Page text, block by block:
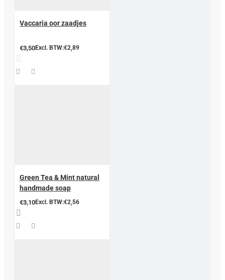
Vaccaria oor zaadjes
€3,50Excl. BTW:€2,89
Green Tea & Mint natural
handmade soap
€3,10Excl. BTW:€2,56